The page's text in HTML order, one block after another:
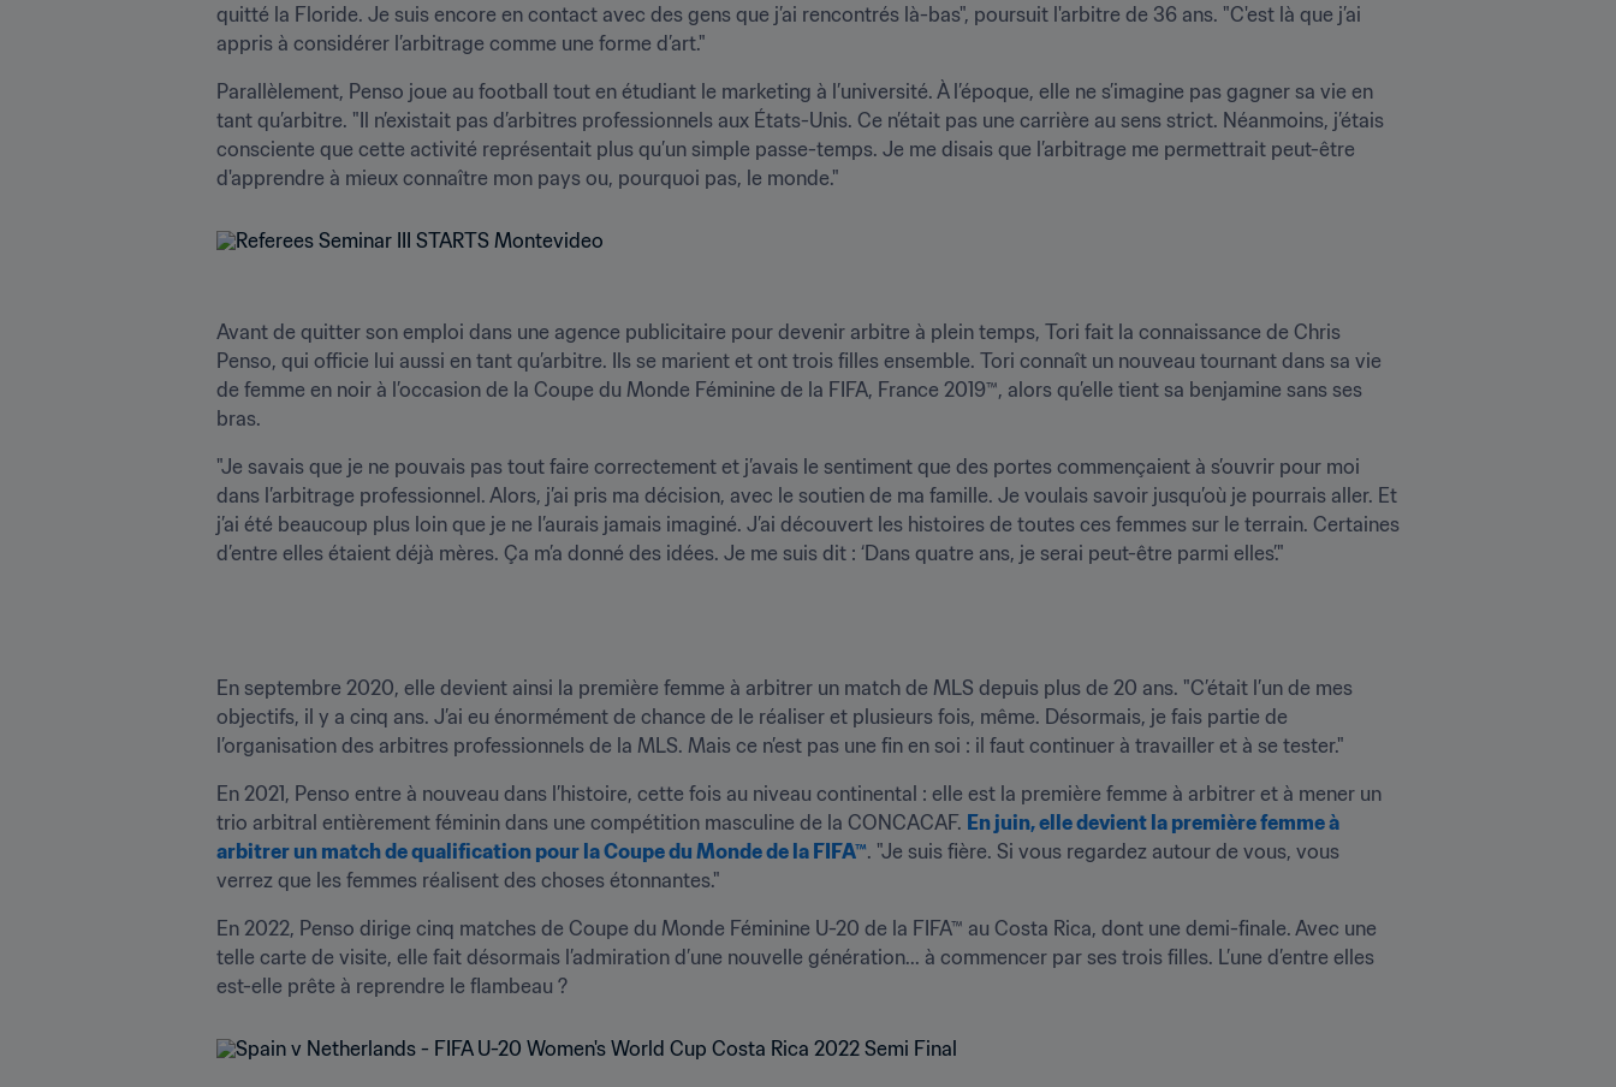
quitté la Floride. Je suis encore en contact avec des gens que j’ai rencontrés là-bas", poursuit l'arbitre de 36 ans. "C'est là que j’ai
appris à considérer l’arbitrage comme une forme d’art."
Parallèlement, Penso joue au football tout en étudiant le marketing à l’université. À l’époque, elle ne s’imagine pas gagner sa vie en
tant qu’arbitre. "Il n’existait pas d’arbitres professionnels aux États-Unis. Ce n’était pas une carrière au sens strict. Néanmoins, j’étais
consciente que cette activité représentait plus qu’un simple passe-temps. Je me disais que l’arbitrage me permettrait peut-être
d'apprendre à mieux connaître mon pays ou, pourquoi pas, le monde."
Avant de quitter son emploi dans une agence publicitaire pour devenir arbitre à plein temps, Tori fait la connaissance de Chris
Penso, qui officie lui aussi en tant qu’arbitre. Ils se marient et ont trois filles ensemble. Tori connaît un nouveau tournant dans sa vie
de femme en noir à l’occasion de la Coupe du Monde Féminine de la FIFA, France 2019™, alors qu’elle tient sa benjamine sans ses
bras.
"Je savais que je ne pouvais pas tout faire correctement et j’avais le sentiment que des portes commençaient à s’ouvrir pour moi
dans l’arbitrage professionnel. Alors, j’ai pris ma décision, avec le soutien de ma famille. Je voulais savoir jusqu’où je pourrais aller. Et
j’ai été beaucoup plus loin que je ne l’aurais jamais imaginé. J’ai découvert les histoires de toutes ces femmes sur le terrain. Certaines
d’entre elles étaient déjà mères. Ça m’a donné des idées. Je me suis dit : ‘Dans quatre ans, je serai peut-être parmi elles’."
En septembre 2020, elle devient ainsi la première femme à arbitrer un match de MLS depuis plus de 20 ans. "C’était l’un de mes
objectifs, il y a cinq ans. J’ai eu énormément de chance de le réaliser et plusieurs fois, même. Désormais, je fais partie de
l’organisation des arbitres professionnels de la MLS. Mais ce n’est pas une fin en soi : il faut continuer à travailler et à se tester."
En 2021, Penso entre à nouveau dans l’histoire, cette fois au niveau continental : elle est la première femme à arbitrer et à mener un
trio arbitral entièrement féminin dans une compétition masculine de la CONCACAF. En juin, elle devient la première femme à
arbitrer un match de qualification pour la Coupe du Monde de la FIFA™. "Je suis fière. Si vous regardez autour de vous, vous
verrez que les femmes réalisent des choses étonnantes."
En 2022, Penso dirige cinq matches de Coupe du Monde Féminine U-20 de la FIFA™ au Costa Rica, dont une demi-finale. Avec une
telle carte de visite, elle fait désormais l’admiration d’une nouvelle génération... à commencer par ses trois filles. L’une d’entre elles
est-elle prête à reprendre le flambeau ?